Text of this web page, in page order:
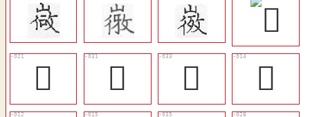
󱺖 󱺠 󱺢
󱺏